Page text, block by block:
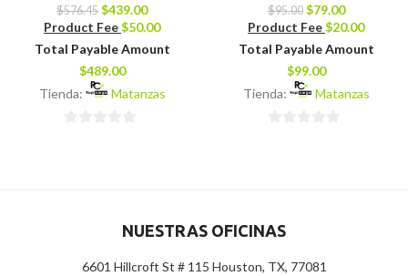
$576.45 $439.00
Product Fee$50.00
Total Payable Amount
$489.00
Tienda:
Matanzas
$95.00 $79.00
Product Fee$20.00
Total Payable Amount
$99.00
Tienda:
Matanzas
NUESTRAS OFICINAS
6601 Hillcroft St # 115 Houston, TX, 77081